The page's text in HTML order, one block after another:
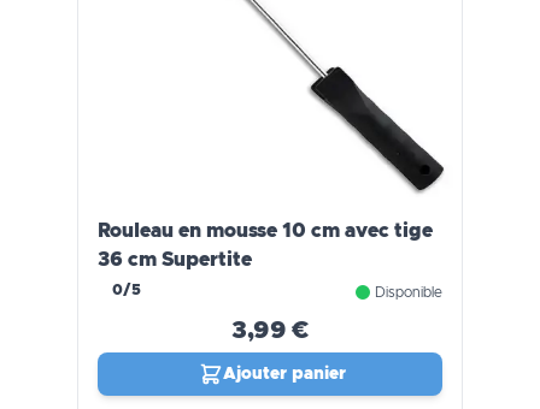
Rouleau en mousse 10 cm avec tige
36 cm Supertite
0/5 Disponible
3,99 €
Ajouter panier